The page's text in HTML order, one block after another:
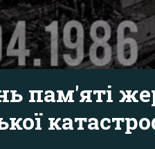
пам'яті